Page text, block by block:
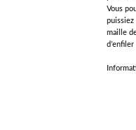
Vous
puissiez
maille